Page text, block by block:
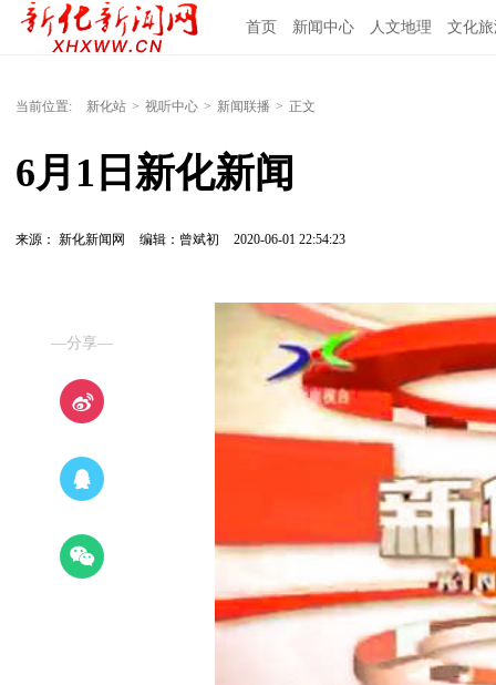
首页 新闻中心 人文地理 文化
当前位置: 新化站 > 视听中心 > 新闻联播 > 正文
6月1日新化新闻
来源： 新化新闻网 编辑：曾斌初 2020-06-01 22:54:23
—分享—